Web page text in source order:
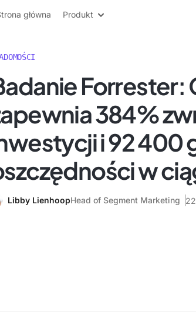
Bloggłówna Produkt
Forrester:
384%
i 92 400
w
Libby LienhoopHead of Segment Marketing